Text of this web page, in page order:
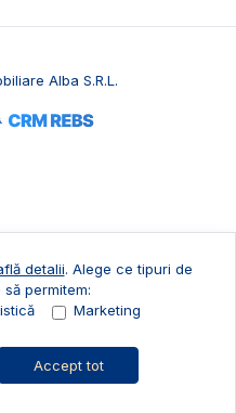
vizionare
Alba S.R.L.
detalii. Alege ce tipuri de
permitem:
Marketing
Accept tot